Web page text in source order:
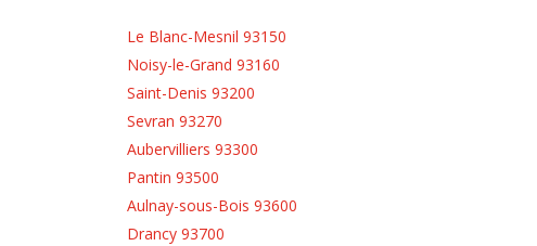
Le Blanc-Mesnil 93150
Noisy-le-Grand 93160
Saint-Denis 93200
Sevran 93270
Aubervilliers 93300
Pantin 93500
Aulnay-sous-Bois 93600
Drancy 93700